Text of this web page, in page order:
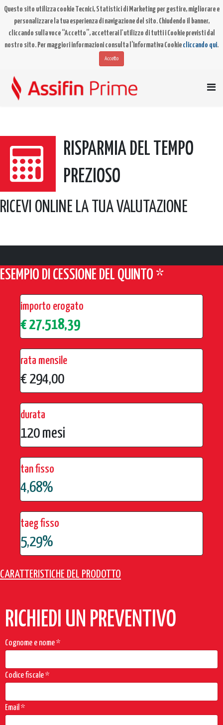
Questo sito utilizza cookie Tecnici, Statistici di Marketing per gestire, migliorare e
personalizzare la tua esperienza di navigazione del sito. Chiudendo il banner,
cliccando sulla voce “Accetto”, accetterai l'utilizzo di tutti i Cookie previsti dal
nostro sito. Per maggiori informazioni consulta l’Informativa Cookie cliccando qui.
Accetto
RISPARMIA DEL TEMPO
PREZIOSO
RICEVI ONLINE LA TUA VALUTAZIONE
ESEMPIO DI CESSIONE DEL QUINTO *
importo erogato
€ 27.518,39
rata mensile
€ 294,00
durata
120 mesi
tan fisso
4,68%
taeg fisso
5,29%
CARATTERISTICHE DEL PRODOTTO
RICHIEDI UN PREVENTIVO
Cognome e nome*
Codice fiscale*
Email *